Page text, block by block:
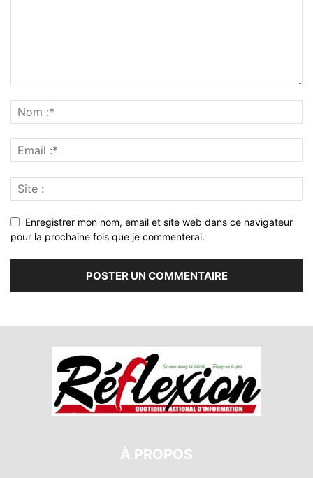
Enregistrer mon nom, email et site web dans ce navigateur
pour la prochaine fois que je commenterai.
À PROPOS